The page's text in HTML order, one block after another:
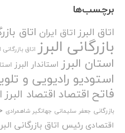
برچسب‌ها
اتاق البرزاتاق ایران اتاق
بازرگانی البرز اتاق بازرگانی
استان البرز استاندار البرز
استودیو رادیویی و
فاتح اقتصاد اقتصاد البرز
بازرگانی جعفر سلیمانی جهانگیر شاهمرادی
اقتصادی رئیس اتاق بازرگانی